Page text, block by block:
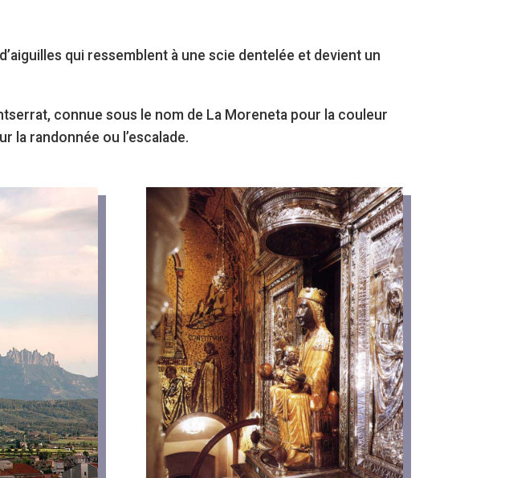
qui ressemblent à une scie dentelée et devient un
connue sous le nom de La Moreneta pour la couleur
la randonnée ou l’escalade.